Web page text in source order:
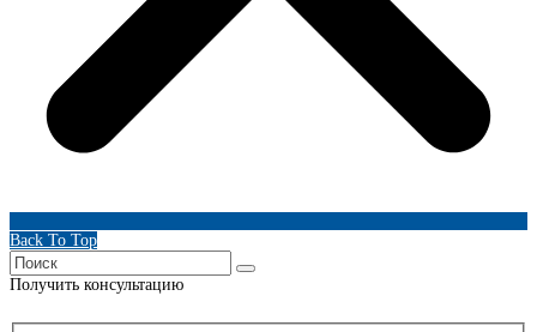
Back To Top
Получить консультацию